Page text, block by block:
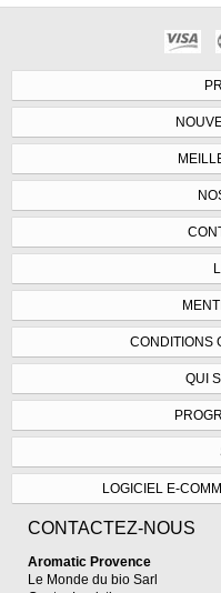
CONDITIONS
QUI
LOGICIEL E-
CONTACTEZ-NOUS
Aromatic Provence
Le Monde du bio Sarl